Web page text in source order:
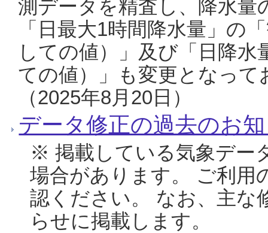
測データを精査し、降水
「日最大1時間降水量」の
しての値）」及び「日降
ての値）」も変更となっ
（2025年8月20日）
データ修正の過去のお
※ 掲載している気象デー
場合があります。 ご利用
認ください。 なお、主な
らせに掲載します。